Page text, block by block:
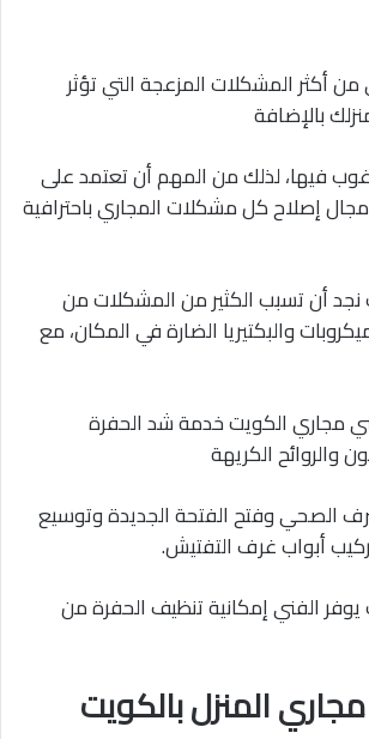
أكثر المشكلات المزعجة التي تؤثر
بالإضافة
فيها، لذلك من المهم أن تعتمد على
إصلاح كل مشكلات المجاري باحترافية
نجد أن تسبب الكثير من المشكلات من
والبكتيريا الضارة في المكان، مع
مجاري الكويت خدمة شد الحفرة
والروائح الكريهة
الصحي وفتح الفتحة الجديدة وتوسيع
أبواب غرف التفتيش.
يوفر الفني إمكانية تنظيف الحفرة من
المنزل بالكويت